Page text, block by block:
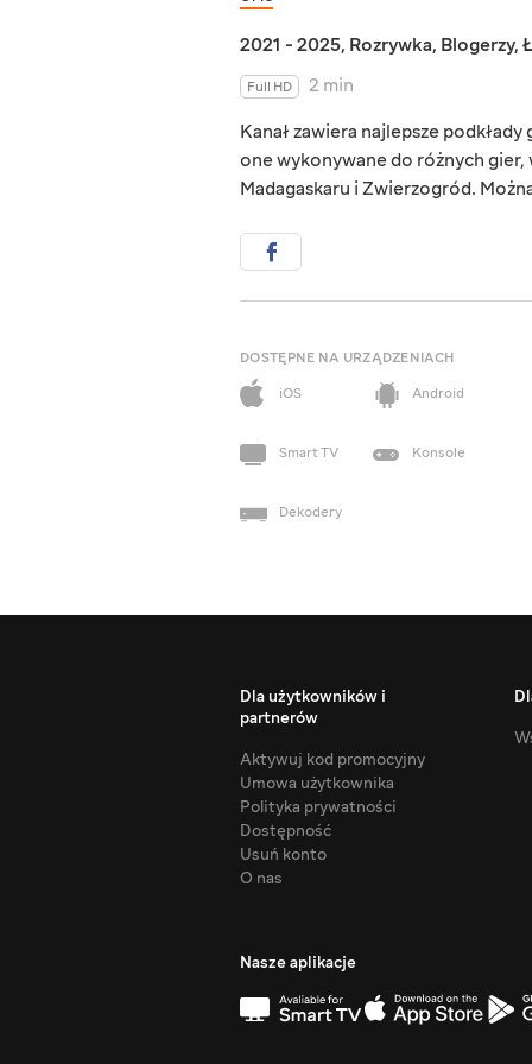
2021 - 2025, Rozrywka, Blogerzy,
Full HD
2 min
Kanał zawiera najlepsze
one wykonywane do różnych gier,
Madagaskaru i Zwierzogród.
DOSTĘPNE NA URZĄDZENIACH
iOS
Android
Smart TV Konsole
Dekodery
Dla użytkowników i
partnerów
Aktywuj kod promocyjny
Umowa użytkownika
Polityka prywatności
Dostępność
Usuń konto
O nas
Nasze aplikacje